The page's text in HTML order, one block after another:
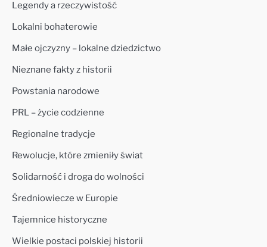
Legendy a rzeczywistość
Lokalni bohaterowie
Małe ojczyzny – lokalne dziedzictwo
Nieznane fakty z historii
Powstania narodowe
PRL – życie codzienne
Regionalne tradycje
Rewolucje, które zmieniły świat
Solidarność i droga do wolności
Średniowiecze w Europie
Tajemnice historyczne
Wielkie postaci polskiej historii